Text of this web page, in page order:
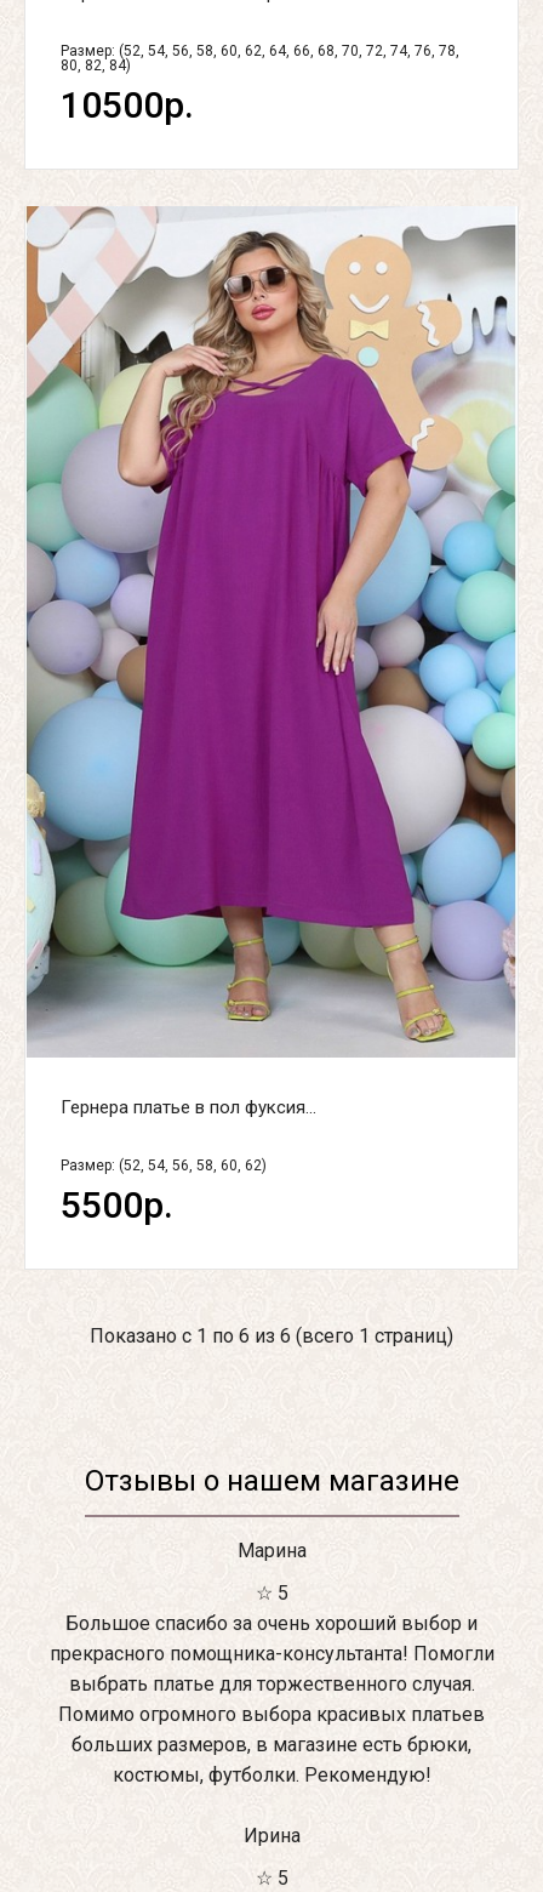
Размер: (52, 54, 56, 58, 60, 62, 64, 66, 68, 70, 72, 74, 76, 78,
80, 82, 84)
10500р.
Гернера платье в пол фуксия...
Размер: (52, 54, 56, 58, 60, 62)
5500р.
Показано с 1 по 6 из 6 (всего 1 страниц)
Отзывы о нашем магазине
Марина
☆ 5
Большое спасибо за очень хороший выбор и
прекрасного помощника-консультанта! Помогли
выбрать платье для торжественного случая.
Помимо огромного выбора красивых платьев
больших размеров, в магазине есть брюки,
костюмы, футболки. Рекомендую!
Ирина
☆ 5